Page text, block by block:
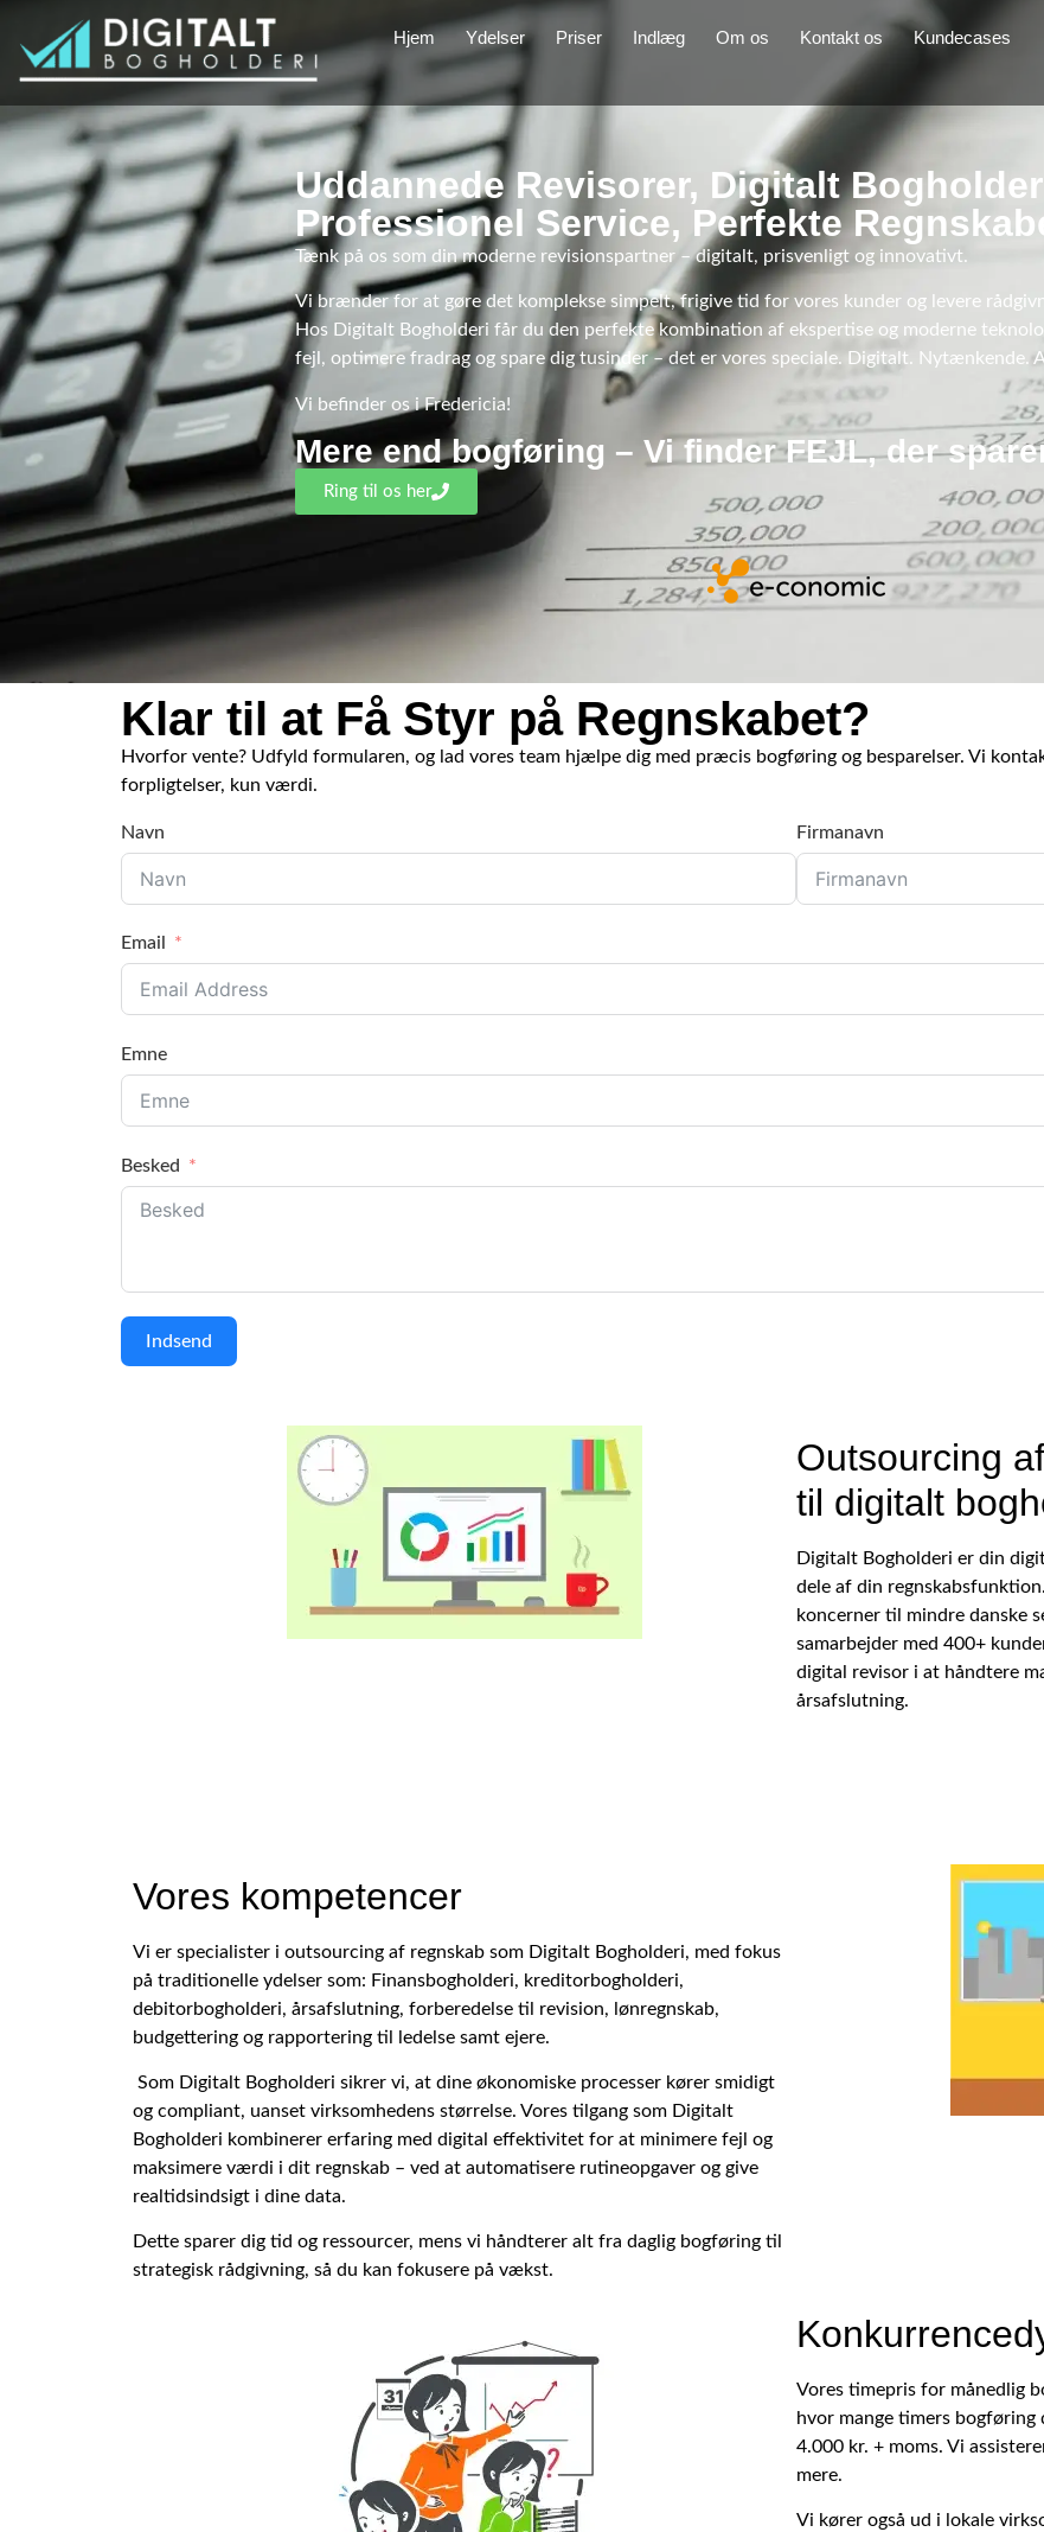
Hjem Ydelser Priser Indlæg Om os Kontakt os Kundecases
Uddannede Revisorer, Digitalt
Professionel Service, Perfekte
Tænk på os som din moderne revisionspartner – digitalt, prisvenligt og innovativt.
Vi brænder for at gøre det komplekse simpelt, frigive tid for vores kunder og levere
Hos Digitalt Bogholderi får du den perfekte kombination af ekspertise og moderne
fejl, optimere fradrag og spare dig tusinder – det er vores speciale. Digitalt. Nytænkende.
Vi befinder os i Fredericia!
Mere end bogføring – Vi finder FEJL, der
Ring til os her
Klar til at Få Styr på Regnskabet?
Hvorfor vente? Udfyld formularen, og lad vores team hjælpe dig med præcis bogføring og besparelser. Vi
forpligtelser, kun værdi.
Navn Firmanavn
Email
Emne
Besked
Indsend
Outsourcing
til digitalt
Digitalt Bogholderi er din
dele af din
koncerner til mindre danske
samarbejder med 400+
digital revisor i at håndtere
årsafslutning.
Vores kompetencer
Vi er specialister i outsourcing af regnskab som Digitalt Bogholderi, med fokus
på traditionelle ydelser som: Finansbogholderi, kreditorbogholderi,
debitorbogholderi, årsafslutning, forberedelse til revision, lønregnskab,
budgettering og rapportering til ledelse samt ejere.
Som Digitalt Bogholderi sikrer vi, at dine økonomiske processer kører smidigt
og compliant, uanset virksomhedens størrelse. Vores tilgang som Digitalt
Bogholderi kombinerer erfaring med digital effektivitet for at minimere fejl og
maksimere værdi i dit regnskab – ved at automatisere rutineopgaver og give
realtidsindsigt i dine data.
Dette sparer dig tid og ressourcer, mens vi håndterer alt fra daglig bogføring til
strategisk rådgivning, så du kan fokusere på vækst.
Vores timepris for månedlig
hvor mange timers
4.000 kr. + moms. Vi
mere.
Vi kører også ud i lokale